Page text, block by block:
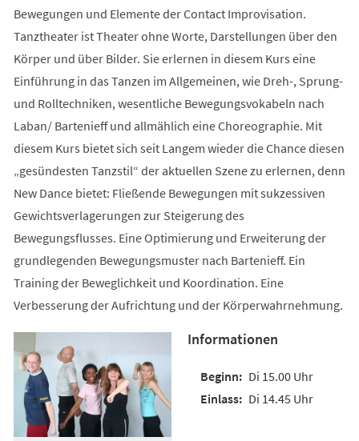
Bewegungen und Elemente der Contact Improvisation.
Tanztheater ist Theater ohne Worte, Darstellungen über den
Körper und über Bilder. Sie erlernen in diesem Kurs eine
Einführung in das Tanzen im Allgemeinen, wie Dreh-, Sprung-
und Rolltechniken, wesentliche Bewegungsvokabeln nach
Laban/ Bartenieff und allmählich eine Choreographie. Mit
diesem Kurs bietet sich seit Langem wieder die Chance diesen
„gesündesten Tanzstil“ der aktuellen Szene zu erlernen, denn
New Dance bietet: Fließende Bewegungen mit sukzessiven
Gewichtsverlagerungen zur Steigerung des
Bewegungsflusses. Eine Optimierung und Erweiterung der
grundlegenden Bewegungsmuster nach Bartenieff. Ein
Training der Beweglichkeit und Koordination. Eine
Verbesserung der Aufrichtung und der Körperwahrnehmung.
Informationen
Di 15.00 Uhr
Di 14.45 Uhr